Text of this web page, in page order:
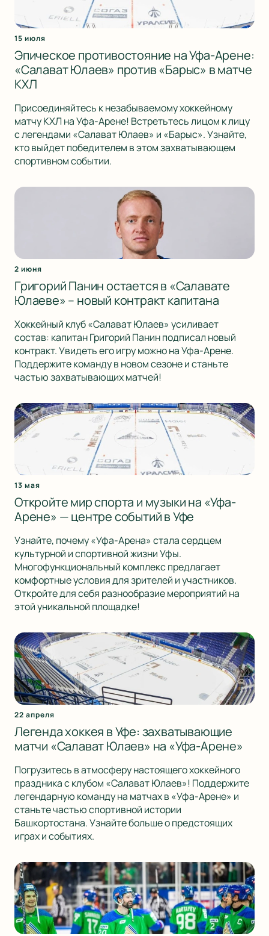
15 июля
Эпическое противостояние на Уфа-Арене:
«Салават Юлаев» против «Барыс» в матче
КХЛ
Присоединяйтесь к незабываемому хоккейному
матчу КХЛ на Уфа-Арене! Встретьтесь лицом к лицу
с легендами «Салават Юлаев» и «Барыс». Узнайте,
кто выйдет победителем в этом захватывающем
спортивном событии.
2 июня
Григорий Панин остается в «Салавате
Юлаеве» – новый контракт капитана
Хоккейный клуб «Салават Юлаев» усиливает
состав: капитан Григорий Панин подписал новый
контракт. Увидеть его игру можно на Уфа-Арене.
Поддержите команду в новом сезоне и станьте
частью захватывающих матчей!
13 мая
Откройте мир спорта и музыки на «Уфа-
Арене» — центре событий в Уфе
Узнайте, почему «Уфа-Арена» стала сердцем
культурной и спортивной жизни Уфы.
Многофункциональный комплекс предлагает
комфортные условия для зрителей и участников.
Откройте для себя разнообразие мероприятий на
этой уникальной площадке!
22 апреля
Легенда хоккея в Уфе: захватывающие
матчи «Салават Юлаев» на «Уфа-Арене»
Погрузитесь в атмосферу настоящего хоккейного
праздника с клубом «Салават Юлаев»! Поддержите
легендарную команду на матчах в «Уфа-Арене» и
станьте частью спортивной истории
Башкортостана. Узнайте больше о предстоящих
играх и событиях.